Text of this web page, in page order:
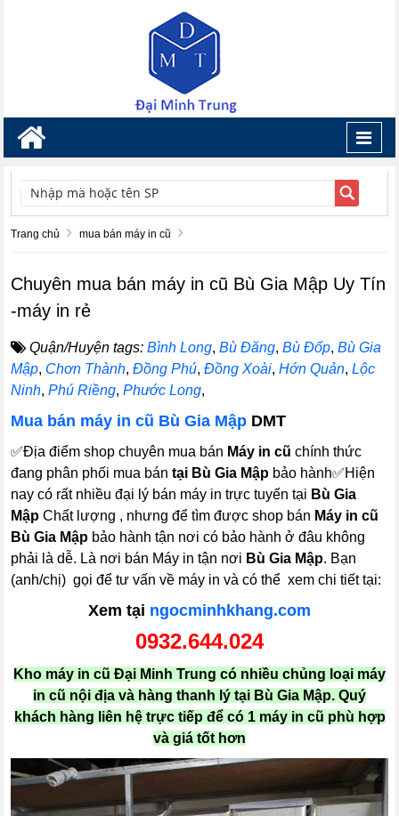
TÌM KIẾM
Trang chủ mua bán máy in cũ
Chuyên mua bán máy in cũ Bù Gia Mập Uy Tín
-máy in rẻ
Quận/Huyện tags: Bình Long,Bù Đăng,Bù Đốp,Bù Gia
Mập, Chơn Thành,Đồng Phú,Đồng Xoài,Hớn Quản,Lộc
Ninh,Phú Riềng,Phước Long,
Mua bán máy in cũ Bù Gia Mập DMT
✅Địa điểm shop chuyên mua bán Máy in cũchính thức
đang phân phối mua bán tại Bù Gia Mập bảo hành✅Hiện
nay có rất nhiều đại lý bán máy in trực tuyến tại Bù Gia
Mập Chất lượng , nhưng để tìm được shop bán Máy in cũ
Bù Gia Mập bảo hành tận nơi có bảo hành ở đâu không
phải là dễ. Là nơi bán Máy in tận nơi Bù Gia Mập. Bạn
(anh/chị) gọi để tư vấn về máy in và có thể xem chi tiết tại:
Xem tại ngocminhkhang.com
0932.644.024
Kho máy in cũ Đại Minh Trung có nhiều chủng loại máy
in cũ nội địa và hàng thanh lý tại Bù Gia Mập. Quý
khách hàng liên hệ trực tiếp để có 1 máy in cũ phù hợp
và giá tốt hơn